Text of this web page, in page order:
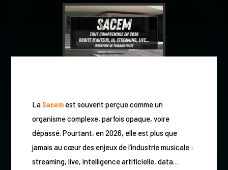
La Sacemest souvent perçue comme un
organisme complexe, parfois opaque, voire
dépassé. Pourtant, en 2026, elle est plus que
jamais au cœur des enjeux de l’industrie musicale :
streaming, live, intelligence artificielle, data…